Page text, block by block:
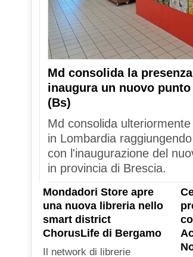
Md consolida la
inaugura un nuovo
(Bs)
Md consolida
in Lombardia
con l'inaugurazione del
in provincia di Brescia.
Mondadori Store apre
una nuova libreria nello
smart district
ChorusLife di Bergamo
Il network di librerie